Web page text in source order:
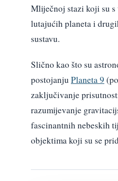
Mliječnoj stazi koji su
lutajućih planeta i
sustavu.
Slično kao što su
postojanju Planeta 9
zaključivanje
razumijevanje
fascinantnih nebeskih
objektima koji su se